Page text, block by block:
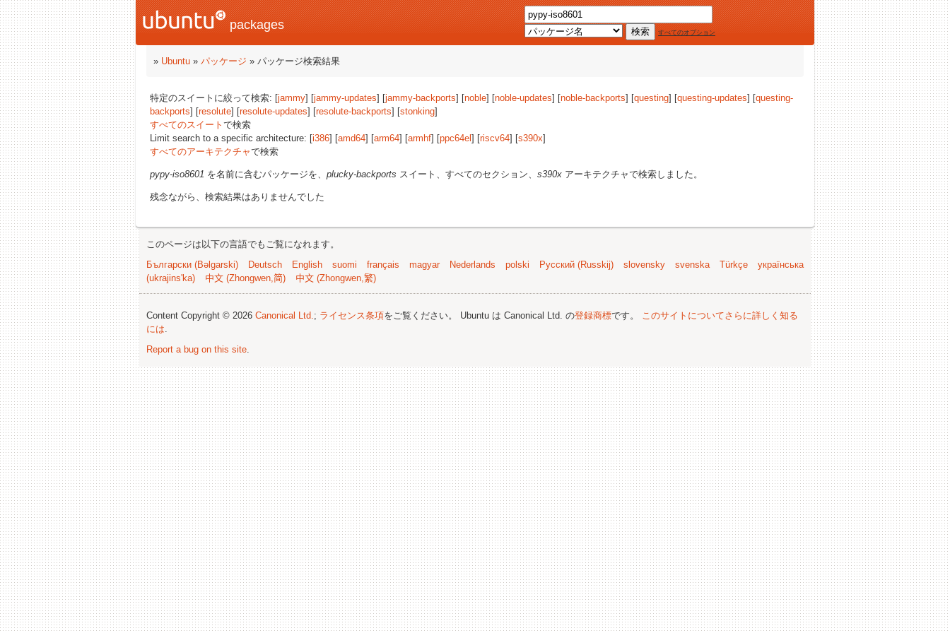
packages
すべてのオプション
» Ubuntu » パッケージ » パッケージ検索結果
特定のスイートに絞って検索: [jammy] [jammy-updates] [jammy-backports] [noble] [noble-updates] [noble-backports] [questing] [questing-updates] [questing-
backports] [resolute] [resolute-updates] [resolute-backports] [stonking]
すべてのスイート で検索
Limit search to a specific architecture: [i386] [amd64] [arm64] [armhf] [ppc64el ] [riscv64] [s390x]
すべてのアーキテクチャで検索
pypy-iso8601 を名前に含むパッケージを、 plucky-backports スイート、すべてのセクション、 s390x アーキテクチャで検索しました。
残念ながら、検索結果はありませんでした
このページは以下の言語でもご覧になれます。
Български (Bəlgarski)
Deutsch English suomi français magyar Nederlands polski Русский (Russkij) slovensky svenska Türkçe
українська
(ukrajins'ka)
中文 (Zhongwen,简) 中文 (Zhongwen,繁)
Content Copyright © 2026 Canonical Ltd.; ライセンス条項をご覧ください。 Ubuntu は Canonical Ltd. の登録商標です。 このサイトについてさらに詳しく知る
には.
Report a bug on this site.